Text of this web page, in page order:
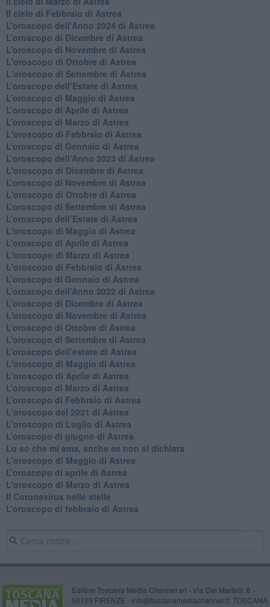
​Il cielo di Febbraio di Astrea
​L’oroscopo dell’Anno 2024 di Astrea
​L’oroscopo di Dicembre di Astrea
​L’oroscopo di Novembre di Astrea
L'oroscopo di Ottobre di Astrea
L'oroscopo di Settembre di Astrea
L’oroscopo dell’Estate di Astrea
​L’oroscopo di Maggio di Astrea
​L’oroscopo di Aprile di Astrea
L’oroscopo di Marzo di Astrea
L'oroscopo di Febbraio di Astrea
​L’oroscopo di Gennaio di Astrea
​L’oroscopo dell’Anno 2023 di Astrea
L'oroscopo di Dicembre di Astrea
L’oroscopo di Novembre di Astrea
L'oroscopo di Ottobre di Astrea
​L’oroscopo di Settembre di Astrea
​L’oroscopo dell’Estate di Astrea
L'oroscopo di Maggio di Astrea
​L’oroscopo di Aprile di Astrea
L'oroscopo di Marzo di Astrea
L'oroscopo di Febbraio di Astrea
​L’oroscopo di Gennaio di Astrea
​L’oroscopo dell’Anno 2022 di Astrea
​L’oroscopo di Dicembre di Astrea
L'oroscopo di Novembre di Astrea
​L’oroscopo di Ottobre di Astrea
​L’oroscopo di Settembre di Astrea
L’oroscopo dell’estate di Astrea
L'oroscopo di Maggio di Astrea
L'oroscopo di Aprile di Astrea
​L’oroscopo di Marzo di Astrea
​L’oroscopo di Febbraio di Astrea
L'oroscopo del 2021 di Astrea
L'oroscopo di Luglio di Astrea
​L’oroscopo di giugno di Astrea
​Lo so che mi ama, anche se non si dichiara
L'oroscopo di Maggio di Astrea
​L’oroscopo di aprile di Astrea
L'oroscopo di Marzo di Astrea
Il Coronavirus nelle stelle
​L’oroscopo di febbraio di Astrea
Editore Toscana Media Channel srl - Via Dei Martelli, 8 -
50129 FIRENZE - info@toscanamediachannel.it. TOSCANA